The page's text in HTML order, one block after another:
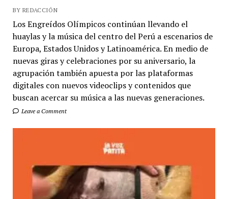
BY REDACCIÓN
Los Engreídos Olímpicos continúan llevando el
huaylas y la música del centro del Perú a escenarios de
Europa, Estados Unidos y Latinoamérica. En medio de
nuevas giras y celebraciones por su aniversario, la
agrupación también apuesta por las plataformas
digitales con nuevos videoclips y contenidos que
buscan acercar su música a las nuevas generaciones.
Leave a Comment